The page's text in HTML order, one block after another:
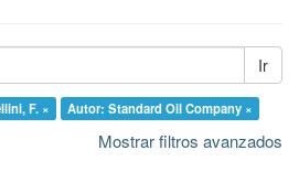
Ir
F. × Autor: Standard Oil Company ×
Mostrar filtros avanzados